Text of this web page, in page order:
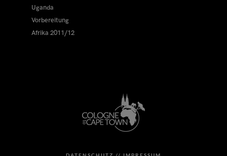
Uganda
Vorbereitung
Afrika 2011/12